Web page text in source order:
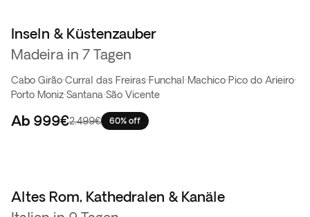
und in der wunderschönen Landschaft im Norden entdecken
kann. Europa begnügt sich nicht damit, Schätze zu präsentieren.
Hier werden die Schätze gelebt.
Flash-Sale
Inseln & Küstenzauber
Madeira in 7 Tagen
Cabo Girão·Curral das Freiras·Funchal ·Machico·Pico do Arieiro·
Porto Moniz·Santana·São Vicente
Ab 999€2.499€ 60% off
Bestseller
Altes Rom, Kathedralen & Kanäle